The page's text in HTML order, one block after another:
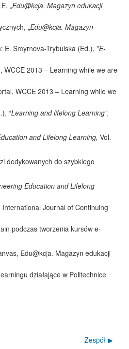
„Edu@kcja. Magazyn edukacji
„Edu@kcja. Magazyn
E. Smyrnova-Trybulska (Ed.), ”E-
2013 – Learning while we are
WCCE 2013 – Learning while we
“Learning and lifelong Learning”,
and LifelongLearning,Vol.
dedykowanych do szybkiego
Education and Lifelong
Journal of Continuing
podczas tworzenia kursów e-
Edu@kcja. Magazyn edukacji
działające w Politechnice
Zespół ▶︎